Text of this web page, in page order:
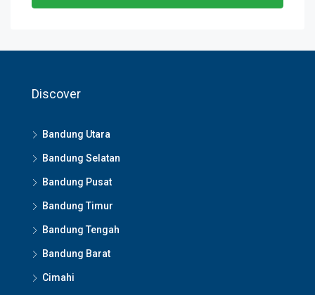
Discover
Bandung Utara
Bandung Selatan
Bandung Pusat
Bandung Timur
Bandung Tengah
Bandung Barat
Cimahi